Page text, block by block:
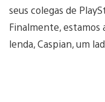
seus colegas de
Finalmente, estamos
lenda, Caspian, um